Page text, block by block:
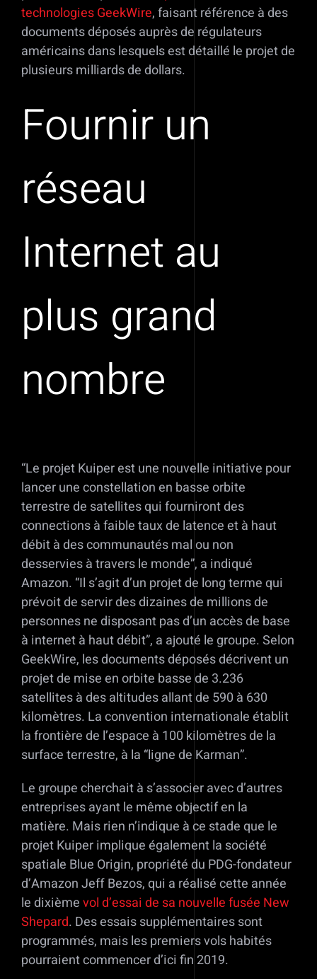
technologies GeekWire, faisant référence à des
documents déposés auprès de régulateurs
américains dans lesquels est détaillé le projet de
plusieurs milliards de dollars.
Fournir un
réseau
Internet au
plus grand
nombre
“Le projet Kuiper est une nouvelle initiative pour
lancer une constellation en basse orbite
terrestre de satellites qui fourniront des
connections à faible taux de latence et à haut
débit à des communautés mal ou non
desservies à travers le monde”, a indiqué
Amazon. “Il s’agit d’un projet de long terme qui
prévoit de servir des dizaines de millions de
personnes ne disposant pas d’un accès de base
à internet à haut débit”, a ajouté le groupe. Selon
GeekWire, les documents déposés décrivent un
projet de mise en orbite basse de 3.236
satellites à des altitudes allant de 590 à 630
kilomètres. La convention internationale établit
la frontière de l’espace à 100 kilomètres de la
surface terrestre, à la “ligne de Karman”.
Le groupe cherchait à s’associer avec d’autres
entreprises ayant le même objectif en la
matière. Mais rien n’indique à ce stade que le
projet Kuiper implique également la société
spatiale Blue Origin, propriété du PDG-fondateur
d’Amazon Jeff Bezos, qui a réalisé cette année
le dixièmevol d’essai de sa nouvelle fusée New
Shepard. Des essais supplémentaires sont
programmés, mais les premiers vols habités
pourraient commencer d’ici fin 2019.